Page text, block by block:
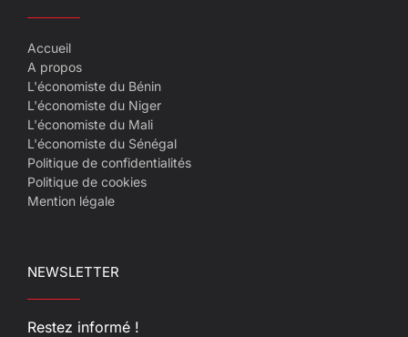
Accueil
A propos
L'économiste du Bénin
L'économiste du Niger
L'économiste du Mali
L'économiste du Sénégal
Politique de confidentialités
Politique de cookies
Mention légale
NEWSLETTER
Restez informé !